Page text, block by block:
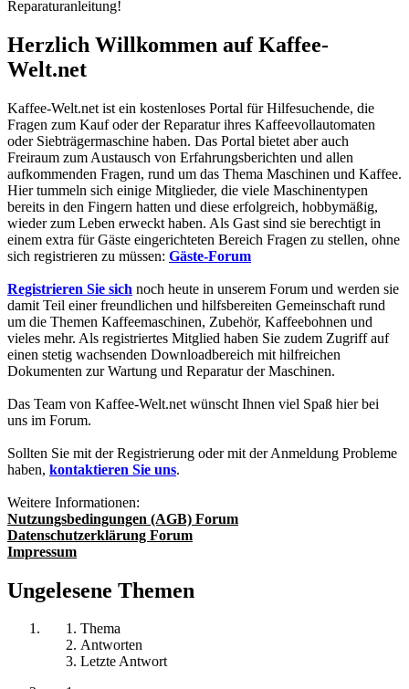
Reparaturanleitung!
Herzlich Willkommen auf Kaffee-
Welt.net
Kaffee-Welt.net ist ein kostenloses Portal für Hilfesuchende, die
Fragen zum Kauf oder der Reparatur ihres Kaffeevollautomaten
oder Siebträgermaschine haben. Das Portal bietet aber auch
Freiraum zum Austausch von Erfahrungsberichten und allen
aufkommenden Fragen, rund um das Thema Maschinen und Kaffee.
Hier tummeln sich einige Mitglieder, die viele Maschinentypen
bereits in den Fingern hatten und diese erfolgreich, hobbymäßig,
wieder zum Leben erweckt haben. Als Gast sind sie berechtigt in
einem extra für Gäste eingerichteten Bereich Fragen zu stellen, ohne
sich registrieren zu müssen: Gäste-Forum
Registrieren Sie sich noch heute in unserem Forum und werden sie
damit Teil einer freundlichen und hilfsbereiten Gemeinschaft rund
um die Themen Kaffeemaschinen, Zubehör, Kaffeebohnen und
vieles mehr. Als registriertes Mitglied haben Sie zudem Zugriff auf
einen stetig wachsenden Downloadbereich mit hilfreichen
Dokumenten zur Wartung und Reparatur der Maschinen.
Das Team von Kaffee-Welt.net wünscht Ihnen viel Spaß hier bei
uns im Forum.
Sollten Sie mit der Registrierung oder mit der Anmeldung Probleme
haben, kontaktieren Sie uns.
Weitere Informationen:
Nutzungsbedingungen (AGB) Forum
Datenschutzerklärung Forum
Impressum
Ungelesene Themen
Thema
Antworten
Letzte Antwort